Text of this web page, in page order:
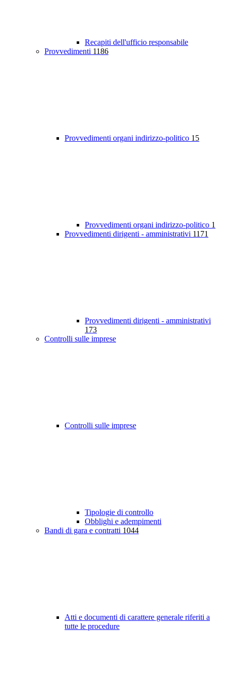
Recapiti dell'ufficio responsabile
Provvedimenti 1186
Provvedimenti organi indirizzo-politico 15
Provvedimenti organi indirizzo-politico 1
Provvedimenti dirigenti - amministrativi 1171
Provvedimenti dirigenti - amministrativi
173
Controlli sulle imprese
Controlli sulle imprese
Tipologie di controllo
Obblighi e adempimenti
Bandi di gara e contratti 1044
Atti e documenti di carattere generale riferiti a
tutte le procedure